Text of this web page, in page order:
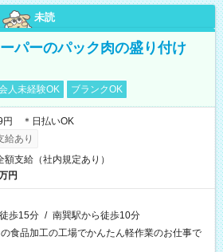
未読
パーのパック肉の盛り付け
人未経験OK ブランクOK
円 ＊日払いOK
給あり
額支給（社内規定あり）
円
歩15分 / 南巽駅から徒歩10分
食品加工の工場でかんたん軽作業のお仕事で